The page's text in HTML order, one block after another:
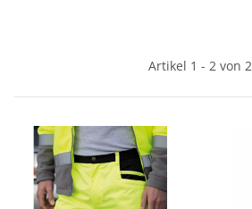
Artikel 1 - 2 von 2